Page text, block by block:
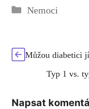
Rubriky
Nemoci
Můžou diabetici
Typ 1 vs.
Napsat